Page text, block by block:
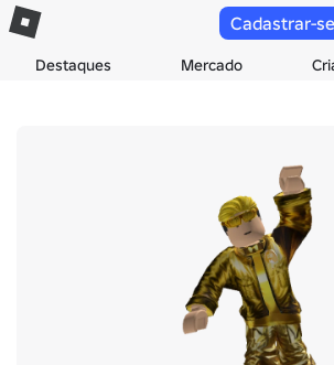
Destaques Mercado
Cadastrar-se